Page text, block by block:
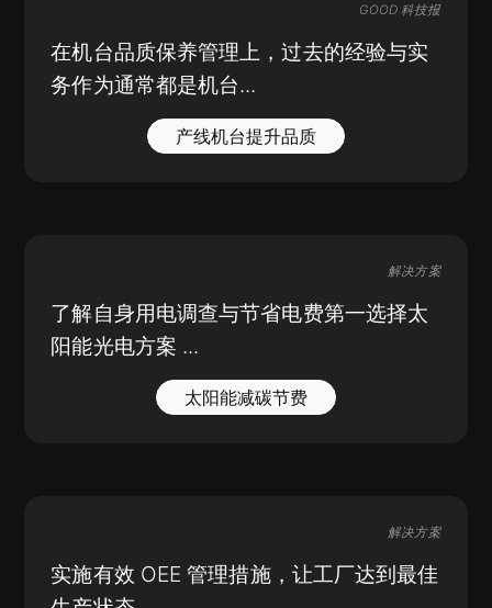
GOOD 科技报
在机台品质保养管理上，过去的经验与实
务作为通常都是机台...
产线机台提升品质
解决方案
了解自身用电调查与节省电费第一选择太
阳能光电方案 ...
太阳能减碳节费
解决方案
实施有效 OEE 管理措施，让工厂达到最佳